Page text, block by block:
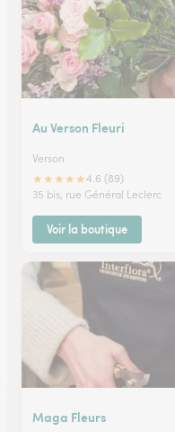
Au Verson Fleuri
Verson
★★★★★4.6 (89)
35 bis, rue Général Leclerc
Voir la boutique
Maga Fleurs